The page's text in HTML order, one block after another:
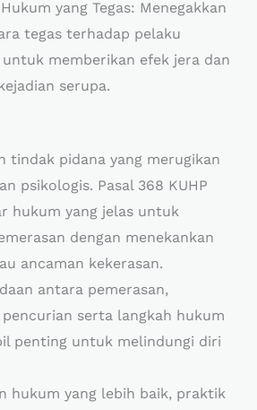
yang Tegas: Menegakkan
tegas terhadap pelaku
untuk memberikan efek jera dan
serupa.
tindak pidana yang merugikan
psikologis. Pasal 368 KUHP
hukum yang jelas untuk
dengan menekankan
ancaman kekerasan.
antara pemerasan,
serta langkah hukum
penting untuk melindungi diri
hukum yang lebih baik, praktik